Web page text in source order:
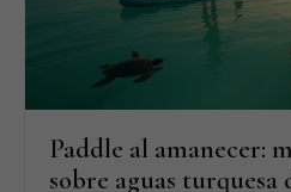
Paddle al amanecer:
sobre aguas turquesa